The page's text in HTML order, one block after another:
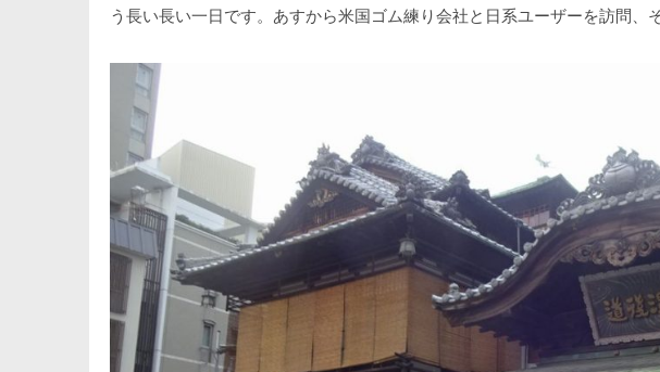
う長い長い一日です。あすから米国ゴム練り会社と日系ユーザーを訪問、